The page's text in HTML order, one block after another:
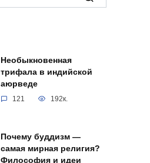
Необыкновенная
трифала в индийской
аюрведе
121 192к.
Почему буддизм —
самая мирная религия?
Философия и идеи